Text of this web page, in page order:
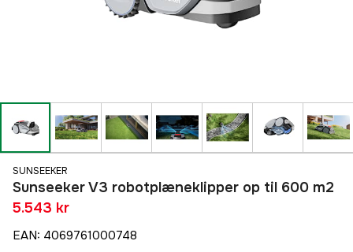
SUNSEEKER
Sunseeker V3 robotplæneklipper op til 600 m2
5.543 kr
EAN: 4069761000748